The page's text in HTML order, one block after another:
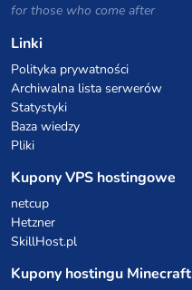
for those who come after
Linki
Polityka prywatności
Archiwalna lista serwerów
Statystyki
Baza wiedzy
Pliki
Kupony VPS hostingowe
netcup
Hetzner
SkillHost.pl
Kupony hostingu Minecraft